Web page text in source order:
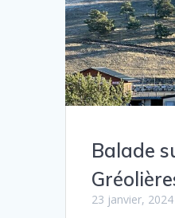
Balade
23 janvier, 2024